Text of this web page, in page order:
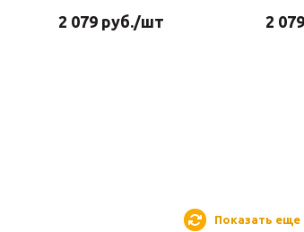
2 079руб./шт 2 079
Показать еще